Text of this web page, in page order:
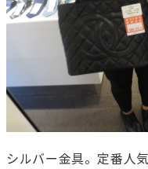
シルバー金具。定番人